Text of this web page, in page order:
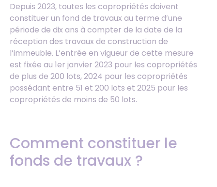
Depuis 2023, toutes les copropriétés doivent
constituer un fond de travaux au terme d’une
période de dix ans à compter de la date de la
réception des travaux de construction de
l’immeuble. L’entrée en vigueur de cette mesure
est fixée au 1er janvier 2023 pour les copropriétés
de plus de 200 lots, 2024 pour les copropriétés
possédant entre 51 et 200 lots et 2025 pour les
copropriétés de moins de 50 lots.
Comment constituer le
fonds de travaux ?